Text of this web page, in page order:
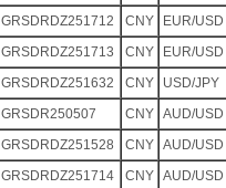
GRSDRDZ251712 CNY EUR/USD
GRSDRDZ251713 CNY EUR/USD
GRSDRDZ251632 CNY USD/JPY
GRSDR250507 CNY AUD/USD
GRSDRDZ251528 CNY AUD/USD
GRSDRDZ251714 CNY AUD/USD